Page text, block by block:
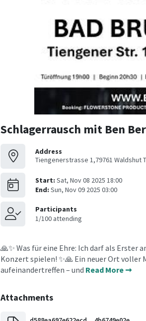
Schlagerrausch mit Ben
Address
Tiengenerstrasse 1,79761 Waldshut
🙏✨ Was für eine Ehre: Ich darf als Erster
Konzert spielen! ✨🙏 Ein neuer Ort voller
aufeinandertreffen – und Read More ➞